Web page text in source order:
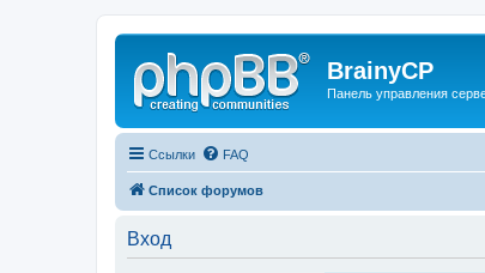
BrainyCP
Панель управления
Ссылки FAQ
Список форумов
Вход